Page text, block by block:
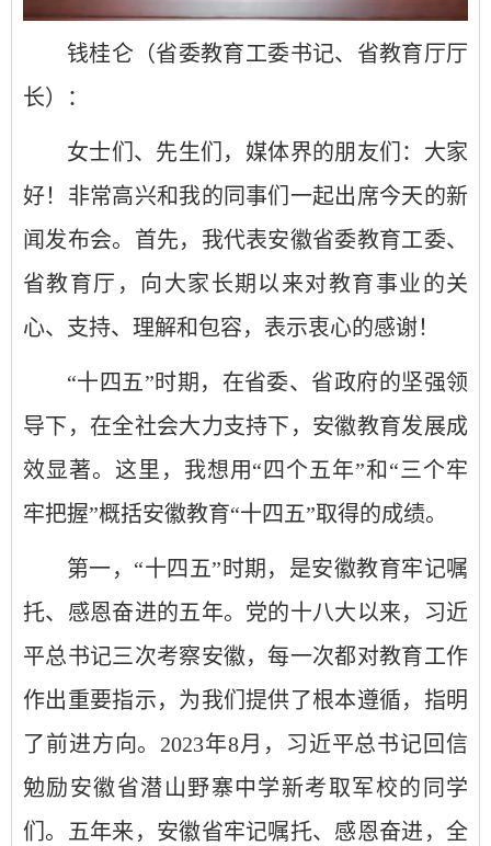
钱桂仑（省委教育工委书记、省教育厅厅
长）：
女士们、先生们，媒体界的朋友们：大家
好！非常高兴和我的同事们一起出席今天的新
闻发布会。首先，我代表安徽省委教育工委、
省教育厅，向大家长期以来对教育事业的关
心、支持、理解和包容，表示衷心的感谢！
“十四五”时期，在省委、省政府的坚强领
导下，在全社会大力支持下，安徽教育发展成
效显著。这里，我想用“四个五年”和“三个牢
牢把握”概括安徽教育“十四五”取得的成绩。
第一，“十四五”时期，是安徽教育牢记嘱
托、感恩奋进的五年。党的十八大以来，习近
平总书记三次考察安徽，每一次都对教育工作
作出重要指示，为我们提供了根本遵循，指明
了前进方向。2023年8月，习近平总书记回信
勉励安徽省潜山野寨中学新考取军校的同学
们。五年来，安徽省牢记嘱托、感恩奋进，全